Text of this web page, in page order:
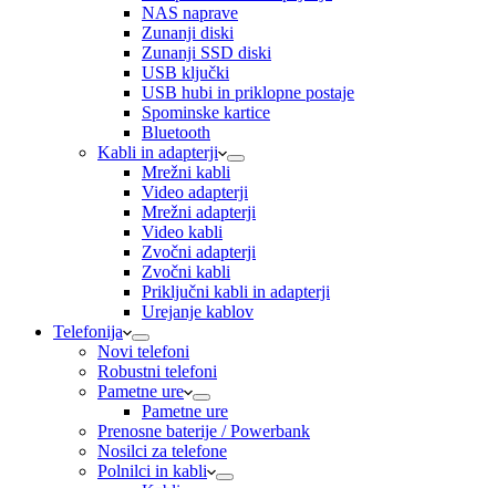
NAS naprave
Zunanji diski
Zunanji SSD diski
USB ključki
USB hubi in priklopne postaje
Spominske kartice
Bluetooth
Kabli in adapterji
Mrežni kabli
Video adapterji
Mrežni adapterji
Video kabli
Zvočni adapterji
Zvočni kabli
Priključni kabli in adapterji
Urejanje kablov
Telefonija
Novi telefoni
Robustni telefoni
Pametne ure
Pametne ure
Prenosne baterije / Powerbank
Nosilci za telefone
Polnilci in kabli